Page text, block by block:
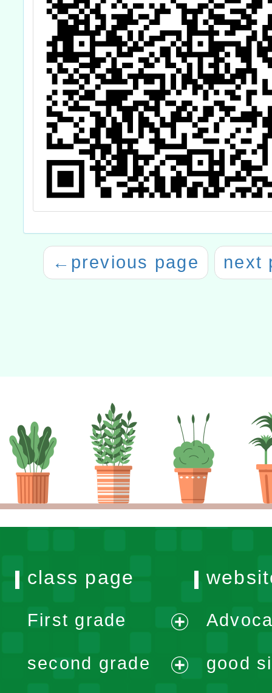
← previous page next
class page
First grade
menu
second grade
good